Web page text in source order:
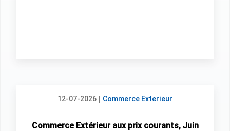
12-07-2026 | Commerce Exterieur
Commerce Extérieur aux prix courants, Juin